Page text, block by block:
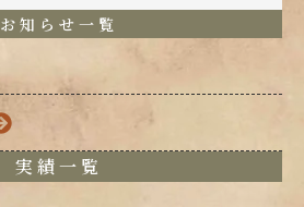
お知らせ一覧
実績一覧